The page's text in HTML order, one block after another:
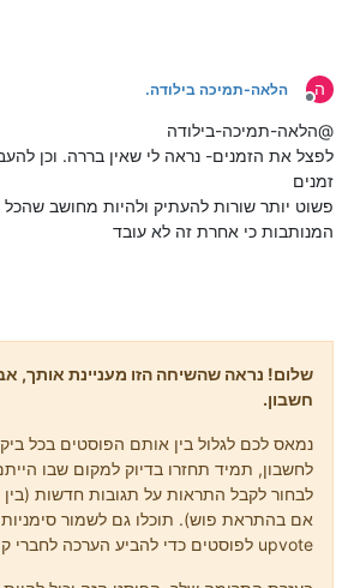
ה
מנותק
הלאה-תמיכה בילודה.
@הלאה-תמיכה-בילודה
לפצל את הזמנים- נראה לי שאין בררה. וכן
זמנים
פשוט יותר שורות להעתיק ולהיות מחושב
המנותבות כי אחרת זה לא עובד
שלום! נראה שהשיחה הזו מעניינת אותך,
חשבון.
נמאס לכם לגלול בין אותם הפוסטים בכל
לחשבון, תמיד תחזרו בדיוק למקום שבו
לבחור לקבל התראות על תגובות חדשות (בין
אם בהתראת פוש). תוכלו גם לשמור סימניות
upvote לפוסטים כדי להביע הערכה לחברי קהילה אחרים.